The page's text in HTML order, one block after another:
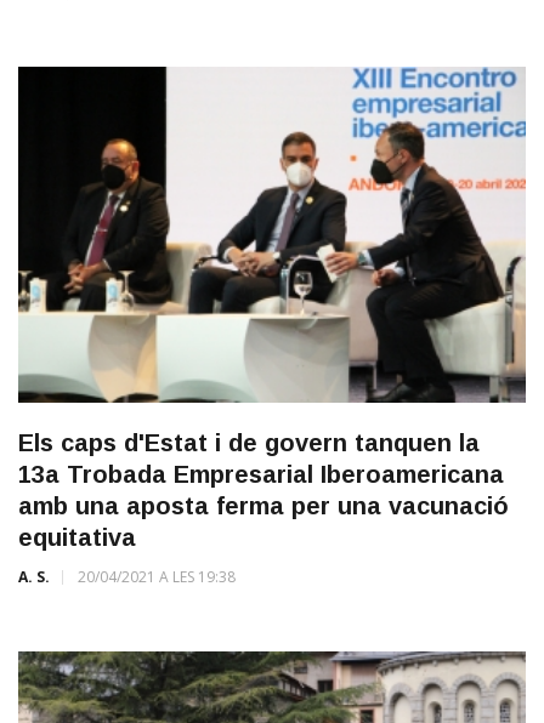
Els caps d'Estat i de govern tanquen la
13a Trobada Empresarial Iberoamericana
amb una aposta ferma per una vacunació
equitativa
A. S. 20/04/2021 A LES 19:38